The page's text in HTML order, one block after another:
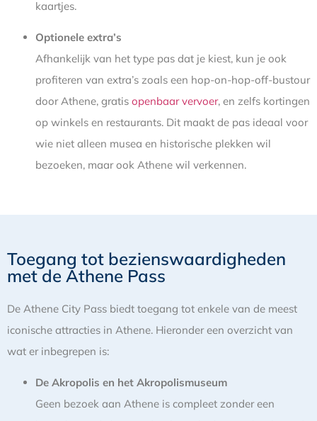
kaartjes.
Optionele extra’s
Afhankelijk van het type pas dat je kiest, kun je ook
profiteren van extra’s zoals een hop-on-hop-off-bustour
door Athene, gratis openbaar vervoer, en zelfs kortingen
op winkels en restaurants. Dit maakt de pas ideaal voor
wie niet alleen musea en historische plekken wil
bezoeken, maar ook Athene wil verkennen.
Toegang tot bezienswaardigheden
met de Athene Pass
De Athene City Pass biedt toegang tot enkele van de meest
iconische attracties in Athene. Hieronder een overzicht van
wat er inbegrepen is:
De Akropolis en het Akropolismuseum
Geen bezoek aan Athene is compleet zonder een